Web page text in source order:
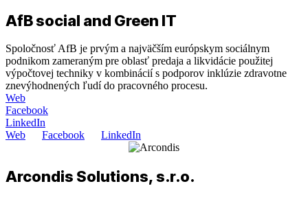
AfB social and Green IT
Spoločnosť AfB je prvým a najväčším európskym sociálnym
podnikom zameraným pre oblasť predaja a likvidácie použitej
výpočtovej techniky v kombinácií s podporov inklúzie zdravotne
znevýhodnených ľudí do pracovného procesu.
Web
Facebook
LinkedIn
Web
Facebook LinkedIn
Arcondis Solutions, s.r.o.